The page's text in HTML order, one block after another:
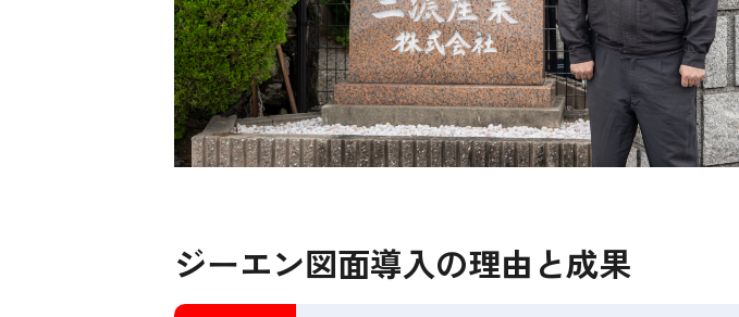
ジーエン図面導入の理由と成果